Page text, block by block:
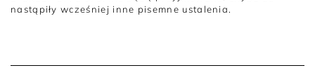
nastąpiły wcześniej inne pisemne ustalenia.